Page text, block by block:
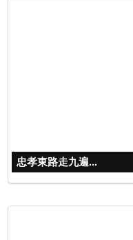
忠孝東路走九遍...